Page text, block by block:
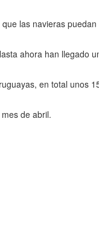
las navieras
ahora han llegado
en total unos
de abril.